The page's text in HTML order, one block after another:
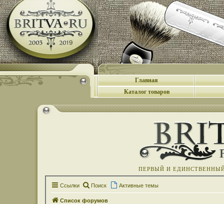
Главная
Каталог товаров
ПЕРВЫЙ И
Ссылки Поиск Активные темы
Список форумов